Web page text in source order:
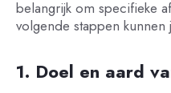
belangrijk om specifieke
volgende stappen
1. Doel en aard